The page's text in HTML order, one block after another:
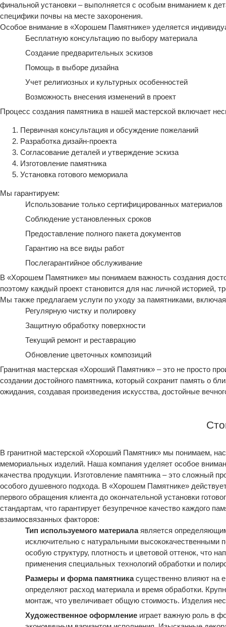
финальной установки – выполняется с особым вниманием к
специфики почвы на месте захоронения.
Особое внимание в «Хорошем Памятнике» уделяется
Бесплатную консультацию по выбору материала
Создание предварительных эскизов
Помощь в выборе дизайна
Учет религиозных и культурных особенностей
Возможность внесения изменений в проект
Процесс создания памятника в нашей мастерской включает
Первичная консультация и обсуждение пожеланий
Разработка дизайн-проекта
Согласование деталей и утверждение эскиза
Изготовление памятника
Установка готового мемориала
Мы гарантируем:
Использование только сертифицированных материалов
Соблюдение установленных сроков
Предоставление полного пакета документов
Гарантию на все виды работ
Послегарантийное обслуживание
В «Хорошем Памятнике» мы понимаем важность создания
поэтому каждый проект становится для нас личной историей,
Мы также предлагаем услуги по уходу за памятниками,
Регулярную чистку и полировку
Защитную обработку поверхности
Текущий ремонт и реставрацию
Обновление цветочных композиций
Гранитная мастерская «Хороший Памятник» – это не просто
создании достойного памятника, который сохранит память о
ожидания, создавая произведения искусства, достойные
В гранитной мастерской «Хороший Памятник» мы понимаем,
мемориальных изделий. Наша компания уделяет особое
качества продукции. Изготовление памятника – это сложный
особого душевного подхода. В «Хорошем Памятнике»
первого обращения клиента до окончательной установки
стандартам, что гарантирует безупречное качество каждого
взаимосвязанных факторов:
Тип используемого материалаявляется
исключительно с натуральными высококачественными
особую структуру, плотность и цветовой оттенок, что
применения специальных технологий обработки и
Размеры и форма памятникасущественно влияют на
определяют расход материала и время обработки.
монтаж, что увеличивает общую стоимость. Изделия
Художественное оформление играет важную роль в